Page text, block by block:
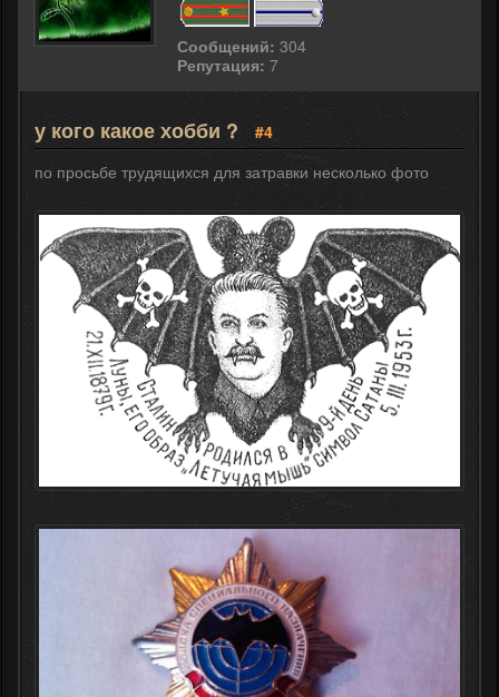
Сообщений: 304
Репутация: 7
у кого какое хобби ?
#4
по просьбе трудящихся для затравки несколько фото